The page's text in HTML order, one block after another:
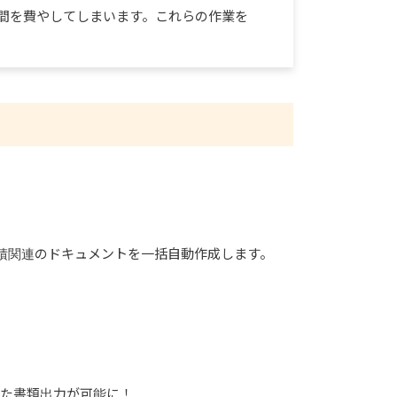
を費やしてしまいます。これらの作業を
連のドキュメントを一括自動作成します。
書類出力が可能に！